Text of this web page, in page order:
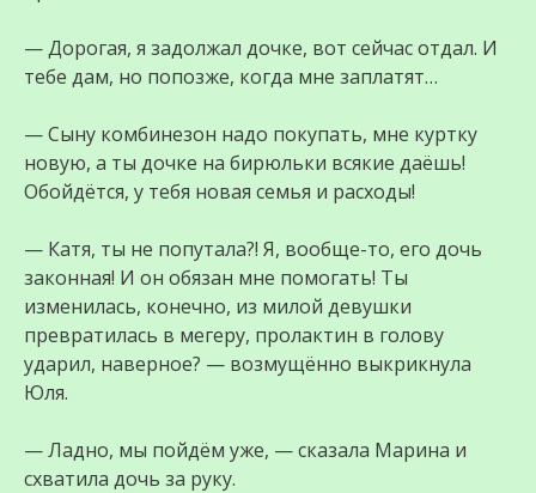
— Дорогая, я задолжал дочке, вот сейчас отдал. И
тебе дам, но попозже, когда мне заплатят…
— Сыну комбинезон надо покупать, мне куртку
новую, а ты дочке на бирюльки всякие даёшь!
Обойдётся, у тебя новая семья и расходы!
— Катя, ты не попутала?! Я, вообще-то, его дочь
законная! И он обязан мне помогать! Ты
изменилась, конечно, из милой девушки
превратилась в мегеру, пролактин в голову
ударил, наверное? — возмущённо выкрикнула
Юля.
— Ладно, мы пойдём уже, — сказала Марина и
схватила дочь за руку.